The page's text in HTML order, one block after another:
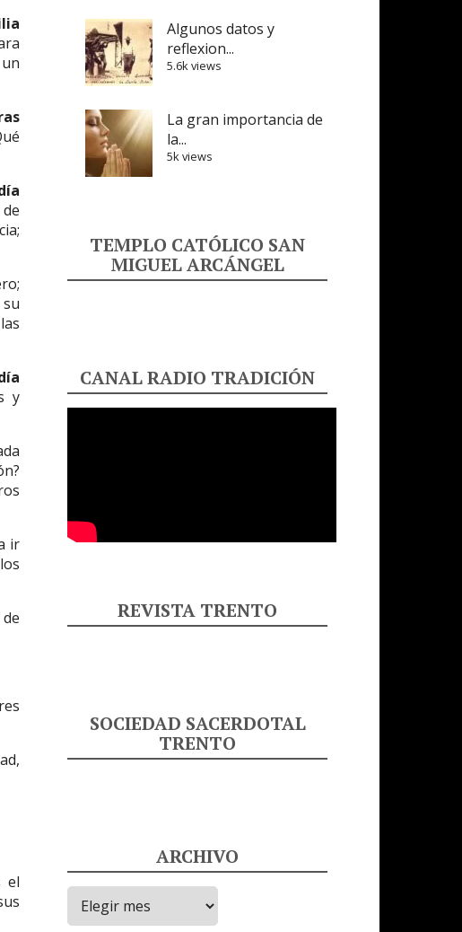
y
ir
el
Algunos datos y
reflexion...
5.6k views
La gran importancia de
la...
5k views
TEMPLO CATÓLICO SAN
MIGUEL ARCÁNGEL
CANAL RADIO TRADICIÓN
REVISTA TRENTO
SOCIEDAD SACERDOTAL
TRENTO
ARCHIVO
ARCHIVO